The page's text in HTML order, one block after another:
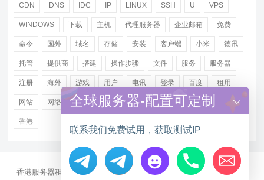
CDN DNS IDC IP LINUX SSH U VPS
WINDOWS 下载 主机 代理服务器 企业邮箱 免费
命令 国外 域名 存储 安装 客户端 小米 德讯
托管 提供商 搭建 操作步骤 文件 服务 服务器
注册 海外 游戏 用户 电讯 登录 百度 租用
网站 网络 腾讯 虚拟主机 证书 配置 阿里
香港
香港服务器租用 海外CN2服务器 站群多IP服务器 海外云服务器
全球服务器-配置可定制
联系我们免费试用，获取测试IP